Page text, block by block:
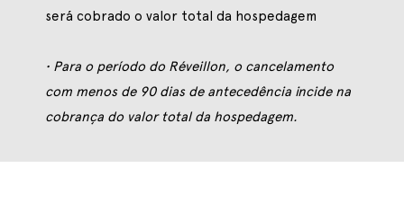
será cobrado o valor total da hospedagem
• Para o período do Réveillon, o cancelamento
com menos de 90 dias de antecedência incide na
cobrança do valor total da hospedagem.